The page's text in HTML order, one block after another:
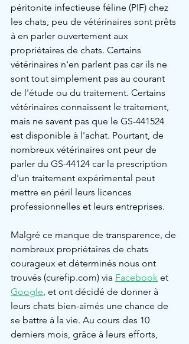
péritonite infectieuse féline (PIF) chez
les chats, peu de vétérinaires sont prêts
à en parler ouvertement aux
propriétaires de chats. Certains
vétérinaires n'en parlent pas car ils ne
sont tout simplement pas au courant
de l'étude ou du traitement. Certains
vétérinaires connaissent le traitement,
mais ne savent pas que le GS-441524
est disponible à l'achat. Pourtant, de
nombreux vétérinaires ont peur de
parler du GS-44124 car la prescription
d'un traitement expérimental peut
mettre en péril leurs licences
professionnelles et leurs entreprises.
Malgré ce manque de transparence, de
nombreux propriétaires de chats
courageux et déterminés nous ont
trouvés (curefip.com) via Facebook et
Google, et ont décidé de donner à
leurs chats bien-aimés une chance de
se battre à la vie. Au cours des 10
derniers mois, grâce à leurs efforts,